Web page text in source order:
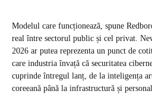
Modelul care funcționează, spune
real între sectorul public și cel privat.
2026 ar putea reprezenta un punct de
care industria învață că securitatea
cuprinde întregul lanț, de la inteligența
coreeană până la infrastructură și